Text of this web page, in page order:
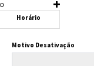
Horário
Motivo Desativação